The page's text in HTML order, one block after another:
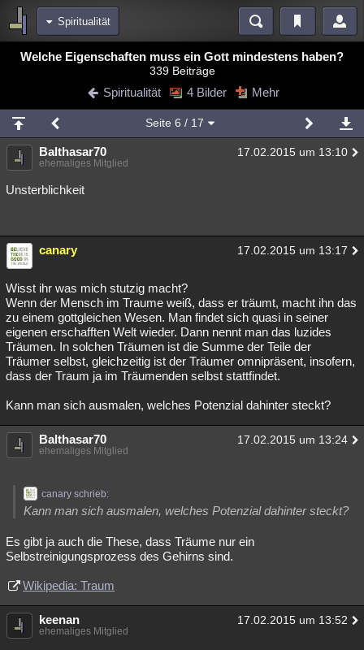
Spiritualität
Bereiche
Blogs Videos
Chat Wiki Neuigkeiten
meine Rubriken
Menschen Wissenschaft Mystery Kriminalfälle
Spiritualität
weitere Rubriken
Philosophie
Astronomie Helpdesk Gruppen Gaming Filme
Musik Clash Verbesserungen Allmystery English
Übersichten
Besucht Teilgenommen Alle Neue Geschlossen
Lesenswert Schlüsselwörter
Welche Eigenschaften muss ein Gott mindestens haben?
339 Beiträge
Spiritualität 4 Bilder Mehr
Seite 6 / 17
Balthasar70 17.02.2015 um 13:10
ehemaliges Mitglied
Unsterblichkeit
canary 17.02.2015 um 13:17
Wisst ihr was mich stutzig macht?
Wenn der Mensch im Traume weiß, dass er träumt, macht ihn das
zu einem gottgleichen Wesen. Man findet sich quasi in seiner
eigenen erschafften Welt wieder. Dann nennt man das luzides
Träumen. In solchen Träumen ist die Summe der Teile der
Träumer selbst, gleichzeitig ist der Träumer omnipräsent, insofern,
dass der Traum ja im Träumenden selbst stattfindet.
Kann man sich ausmalen, welches Potenzial dahinter steckt?
Balthasar70 17.02.2015 um 13:24
ehemaliges Mitglied
canary schrieb:
Kann man sich ausmalen, welches Potenzial dahinter steckt?
Es gibt ja auch die These, dass Träume nur ein
Selbstreinigungsprozess des Gehirns sind.
Wikipedia: Traum
keenan 17.02.2015 um 13:52
ehemaliges Mitglied